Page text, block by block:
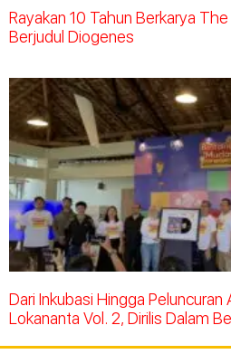
Rayakan 10 Tahun Berkarya
Berjudul Diogenes
Dari Inkubasi Hingga
Lokananta Vol. 2, Dirilis Dalam